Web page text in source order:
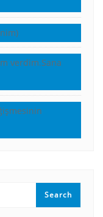
verdim.Sana